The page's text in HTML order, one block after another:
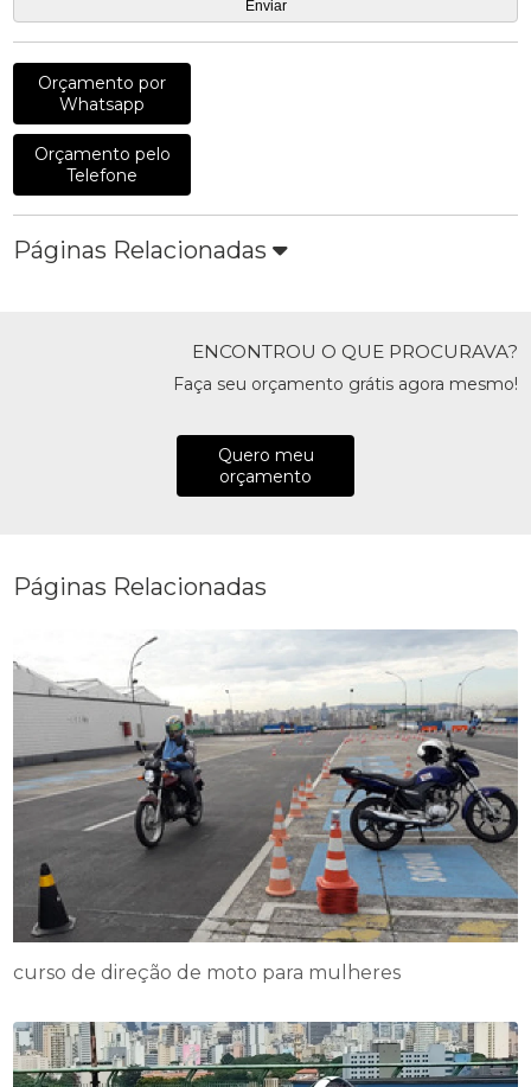
Orçamento por
Whatsapp
Orçamento pelo
Telefone
Páginas Relacionadas
ENCONTROU O QUE PROCURAVA?
Faça seu orçamento grátis agora mesmo!
Quero meu
orçamento
Páginas Relacionadas
curso de direção de moto para mulheres